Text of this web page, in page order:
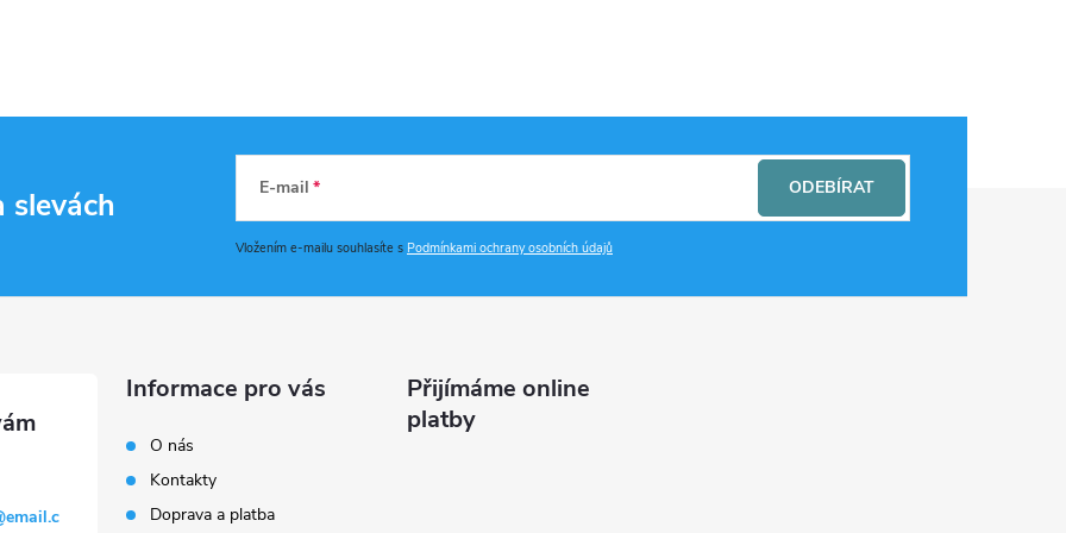
slevách E-mail
Vložením e-mailu souhlasíte s Podmínkami ochrany osobních údajů
ODEBÍRAT
email.c
Informace pro vás
O nás
Kontakty
Doprava a platba
Přijímáme online
platby